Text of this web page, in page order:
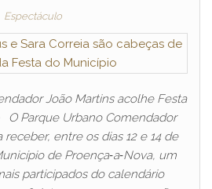
Espectáculo
João Martins acolhe Festa
O Parque Urbano Comendador
entre os dias 12 e 14 de
de Proença‑a‑Nova, um
participados do calendário